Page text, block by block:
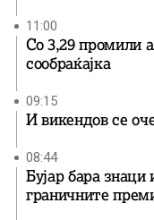
11:00
Со 3,29 промили
сообраќајка
09:15
И викендов се
08:44
Бујар бара знаци
граничните